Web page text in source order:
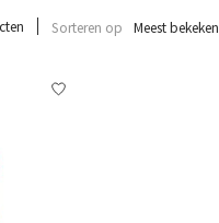
Sorteren op Meest bekeken